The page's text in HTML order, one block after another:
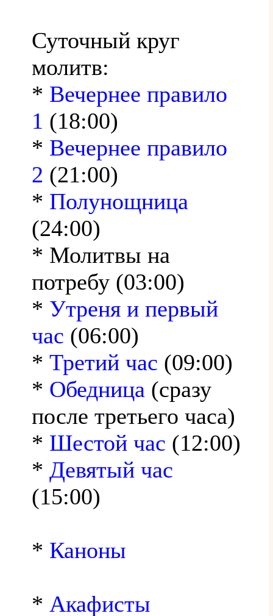
Суточный круг
молитв:
* Вечернее правило
1 (18:00)
* Вечернее правило
2 (21:00)
* Полунощница
(24:00)
* Молитвы на
потребу (03:00)
* Утреня и первый
час (06:00)
* Третий час (09:00)
* Обедница (сразу
после третьего часа)
* Шестой час (12:00)
* Девятый час
(15:00)
* Каноны
* Акафисты